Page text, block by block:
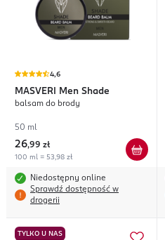
4,6
MASVERI Men Shade
balsam do brody
50 ml
26,99 zł
100 ml = 53,98 zł
Niedostępny online
Sprawdź dostępność w
drogerii
TYLKO U NAS